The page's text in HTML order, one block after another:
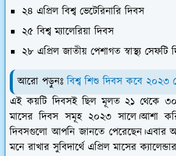
২৪ এপ্রিল বিশ্ব ভেটেরিনারি দিবস
২৫ বিশ্ব ম্যালেরিয়া দিবস
২৮ এপ্রিল জাতীয় পেশাগত স্বাস্থ্য সেফটি
আরো পড়ুনঃ বিশ্ব শিশু দিবস কবে ২০২৩
এই কয়টি দিবসই ছিল মূলত ২১ থেকে ৩০
মাসের দিবস সমূহ ২০২৩ সালে।আশা
দিবসগুলো আপনি জানতে পেরেছেন।এবার
মনে রাখার সুবিদার্থে এপ্রিল মাসের